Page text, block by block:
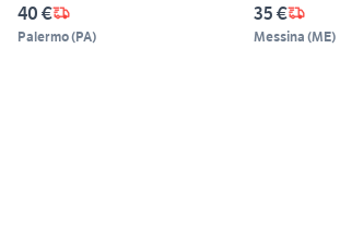
40 €
Palermo(PA)
35 €
Messina (ME)